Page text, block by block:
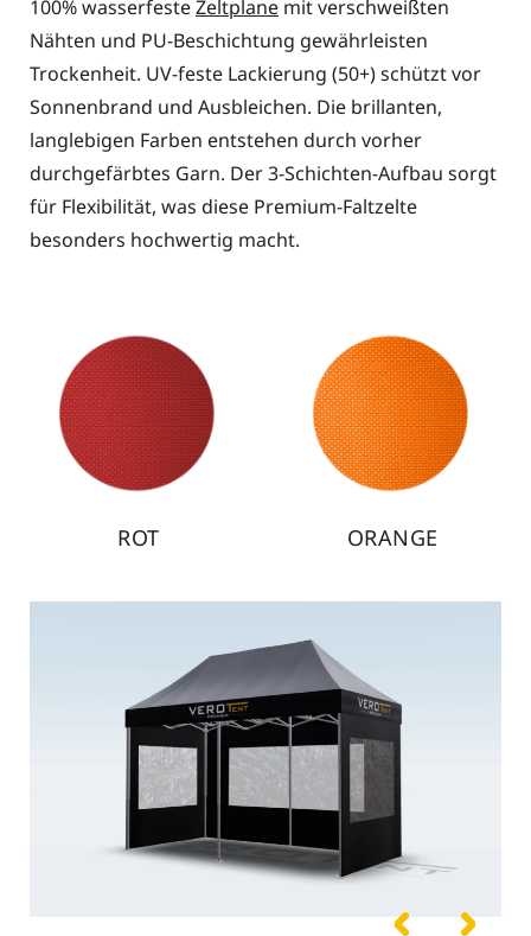
100% wasserfesteZeltplane mit verschweißten
Nähten und PU-Beschichtung gewährleisten
Trockenheit. UV-feste Lackierung (50+) schützt vor
Sonnenbrand und Ausbleichen. Die brillanten,
langlebigen Farben entstehen durch vorher
durchgefärbtes Garn. Der 3-Schichten-Aufbau sorgt
für Flexibilität, was diese Premium-Faltzelte
besonders hochwertig macht.
ORANGE GELB